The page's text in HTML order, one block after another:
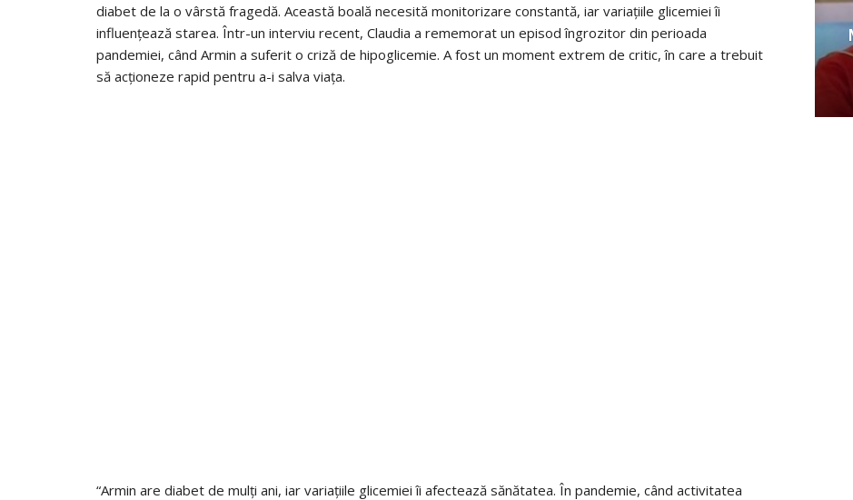
diabet de la o vârstă fragedă. Această boală necesită monitorizare constantă, iar variațiile glicemiei îi
influențează starea. Într-un interviu recent, Claudia a rememorat un episod îngrozitor din perioada
pandemiei, când Armin a suferit o criză de hipoglicemie. A fost un moment extrem de critic, în care a trebuit
să acționeze rapid pentru a-i salva viața.
“Armin are diabet de mulți ani, iar variațiile glicemiei îi afectează sănătatea. În pandemie, când activitatea